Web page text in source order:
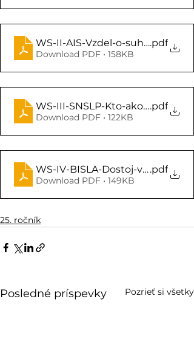
WS-II-AIS-Vzdel-o- .pdf
Download PDF • 158KB
WS-III-SNSLP-Kto-ako-chrani-
.pdf
Download PDF • 122KB
WS-IV-BISLA-Dostoj-v- .pdf
Download PDF • 149KB
25. ročník
Posledné príspevky Pozrieť si všetky